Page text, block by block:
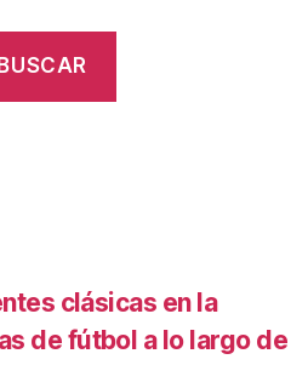
BUSCAR
clásicas en la
de fútbol a lo largo de